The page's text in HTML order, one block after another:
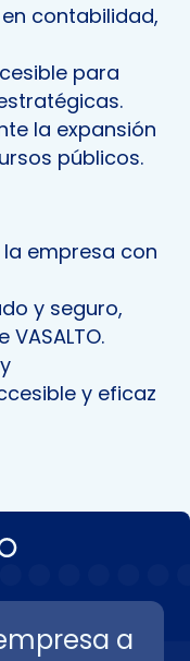
contabilidad,
para
la expansión
públicos.
empresa con
y seguro,
y eficaz
a